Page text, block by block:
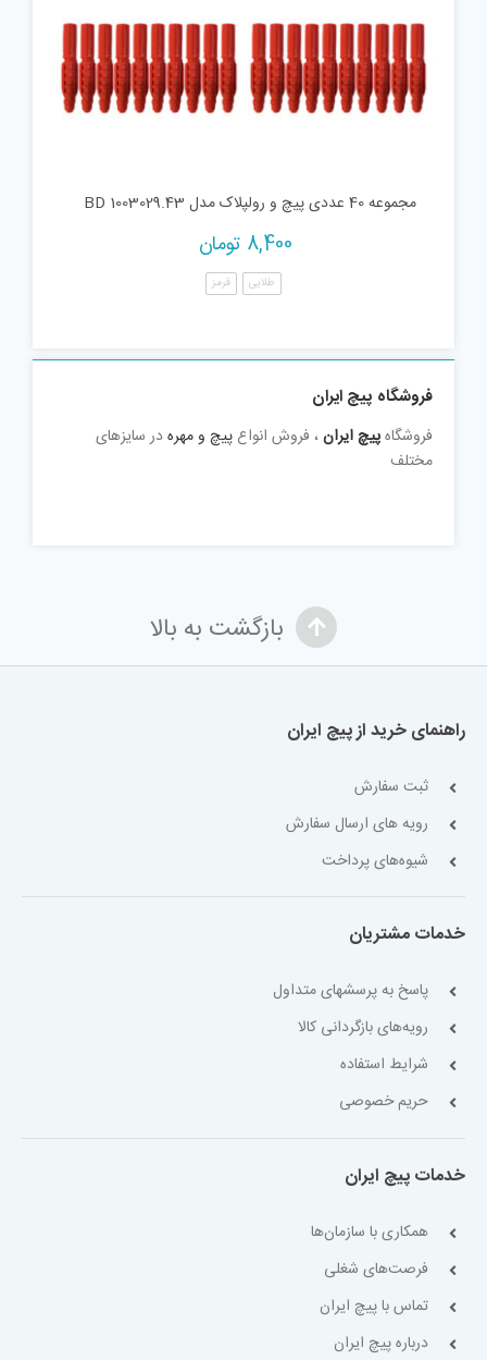
مجموعه 40 عددی پیچ و رولپلاک مدل BD 1003029.43
8,400 تومان
طلایی قرمز
فروشگاه پیچ ایران
فروشگاهپیچ ایران، فروش انواع پیچ و مهرهدر سایزهای
مختلف
بازگشت به بالا
راهنمای خرید از پیچ ایران
ثبت سفارش
رویه های ارسال سفارش
شیوه‌های پرداخت
خدمات مشتریان
پاسخ به پرسشهای متداول
رویه‌های بازگردانی کالا
شرایط استفاده
حریم خصوصی
خدمات پیچ ایران
همکاری با سازمان‌ها
فرصت‌های شغلی
تماس با پیچ ایران
درباره پیچ ایران